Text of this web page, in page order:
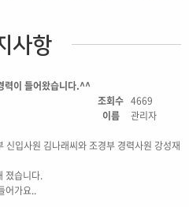
사항
력이 들어왔습니다.^^
조회수 4669
이름
관리자
입사원 김나래씨와 조경부 경력사원 강성재
졌습니다.
어가요..